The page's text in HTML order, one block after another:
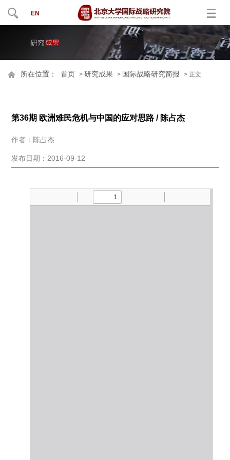
EN
所在位置： 首页 >研究成果 > 国际战略研究简报 > 正文
第36期 欧洲难民危机与中国的应对思路 / 陈占杰
作者：陈占杰
发布日期：2016-09-12